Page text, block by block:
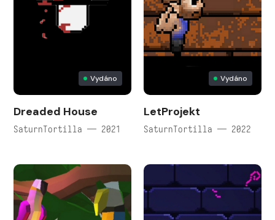
Vydáno
Dreaded House
SaturnTortilla — 2021
Vydáno
LetProjekt
SaturnTortilla — 2022